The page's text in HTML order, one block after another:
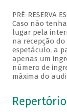
PRÉ-RESERVA
Caso não
lugar pela
na recepção do
espetáculo, a
apenas um
número de
máxima do
Repertório